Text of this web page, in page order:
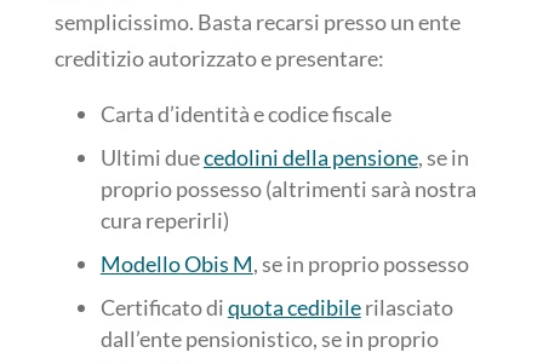
semplicissimo. Basta recarsi presso un ente
creditizio autorizzato e presentare:
Carta d’identità e codice fiscale
Ultimi duecedolini della pensione, se in
proprio possesso (altrimenti sarà nostra
cura reperirli)
Modello Obis M, se in proprio possesso
Certificato diquota cedibilerilasciato
dall’ente pensionistico, se in proprio